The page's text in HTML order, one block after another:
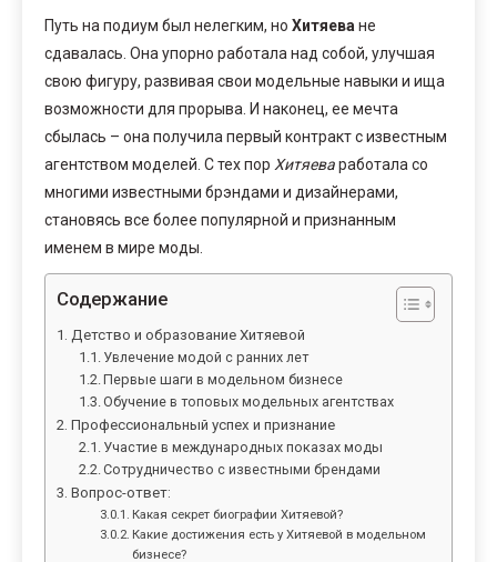
Путь на подиум был нелегким, но Хитяева не
сдавалась. Она упорно работала над собой, улучшая
свою фигуру, развивая свои модельные навыки и ища
возможности для прорыва. И наконец, ее мечта
сбылась – она получила первый контракт с известным
агентством моделей. С тех пор Хитяеваработала со
многими известными брэндами и дизайнерами,
становясь все более популярной и признанным
именем в мире моды.
Содержание
Детство и образование Хитяевой
Увлечение модой с ранних лет
Первые шаги в модельном бизнесе
Обучение в топовых модельных агентствах
Профессиональный успех и признание
Участие в международных показах моды
Сотрудничество с известными брендами
Вопрос-ответ:
Какая секрет биографии Хитяевой?
Какие достижения есть у Хитяевой в модельном
бизнесе?